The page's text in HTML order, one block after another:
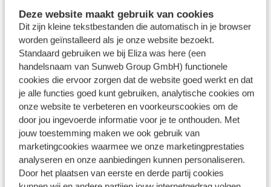
Deze website maakt gebruik van cookies
Dit zijn kleine tekstbestanden die automatisch in je browser
worden geïnstalleerd als je onze website bezoekt.
Standaard gebruiken we bij Eliza was here (een
handelsnaam van Sunweb Group GmbH) functionele
cookies die ervoor zorgen dat de website goed werkt en dat
je alle functies goed kunt gebruiken, analytische cookies om
onze website te verbeteren en voorkeurscookies om de
door jou ingevoerde informatie voor je te onthouden. Met
jouw toestemming maken we ook gebruik van
marketingcookies waarmee we onze marketingprestaties
analyseren en onze aanbiedingen kunnen personaliseren.
Door het plaatsen van eerste en derde partij cookies
Overnachting + dag 11:
Terugreis Genova - Nederland
Vertrek pas tussen 20.00 en 21.00 uur!
Dit is helaas al de laatste dag van deze unieke reis.
Gelukkig kun je op dag 10 nog genieten van de mooie
landschappen, terwijl je op je gemak terugrijdt naar het
treinstation van Genova. Je hoeftpas om 19.50 uur op de
trein te stappen. Ideaal! Zo kun je overdag nog van alles
ondernemen.Omdat de trein laat vertrekt, hoef je de auto
pas later op de dag inleveren. Let op: vanaf je laatste
adres naar Genua is het ruim 350 kilometer rijden, vertrek